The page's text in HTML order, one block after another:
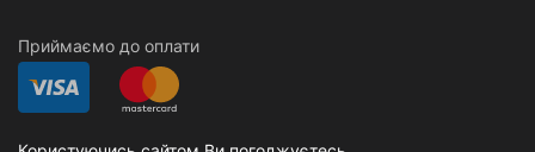
Приймаємо до оплати